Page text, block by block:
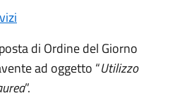
di Ordine del Giorno
ad oggetto “Utilizzo
”.